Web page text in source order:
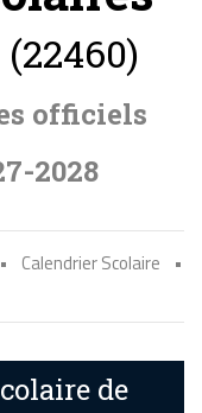
(22460)
officiels
2028
• Calendrier Scolaire
•
de